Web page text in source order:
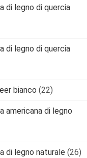
di legno di quercia
di legno di quercia
bianco (22)
americana di legno
di legno naturale (26)